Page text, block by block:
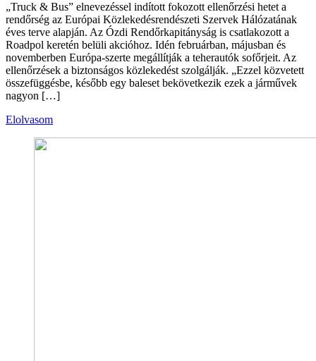
„Truck & Bus” elnevezéssel indított fokozott ellenőrzési hetet a
rendőrség az Európai Közlekedésrendészeti Szervek Hálózatának
éves terve alapján. Az Ózdi Rendőrkapitányság is csatlakozott a
Roadpol keretén belüli akcióhoz. Idén februárban, májusban és
novemberben Európa-szerte megállítják a teherautók sofőrjeit. Az
ellenőrzések a biztonságos közlekedést szolgálják. „Ezzel közvetett
összefüggésbe, később egy baleset bekövetkezik ezek a járművek
nagyon […]
Elolvasom